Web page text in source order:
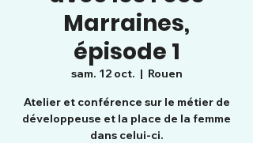
Marraines,
épisode 1
sam. 12 oct.
  |
Rouen
Atelier et conférence sur le métier de
développeuse et la place de la femme
dans celui-ci.